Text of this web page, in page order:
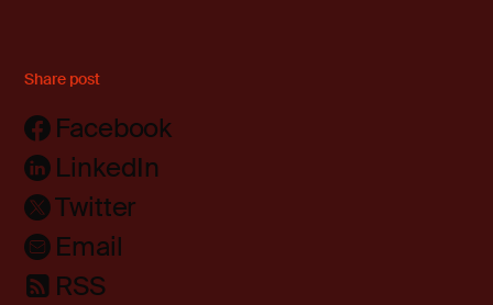
Share post
Facebook
LinkedIn
Twitter
Email
RSS